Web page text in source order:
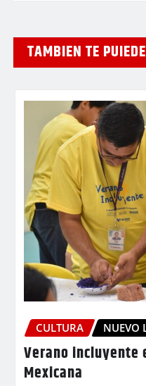
TAMBIEN TE
CULTURA NUEVO
Verano incluyente
Mexicana